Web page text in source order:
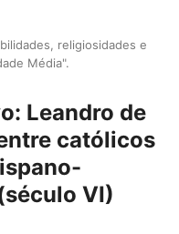
religiosidades e
Média".
Leandro de
católicos
VI)